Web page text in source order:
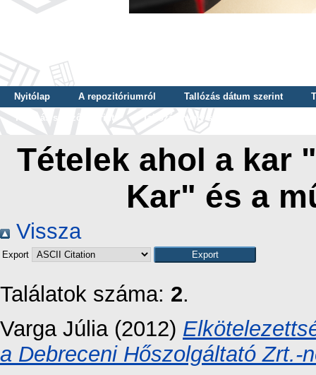
Nyitólap A repozitóriumról Tallózás dátum szerint
Tallózás szerző szerint
Tallózás nyelv szerint
Tételek ahol a kar
Kar" és a
Vissza
Export
Találatok száma: 2.
Varga Júlia (2012)
a Debreceni Hőszolgáltató Zrt.-